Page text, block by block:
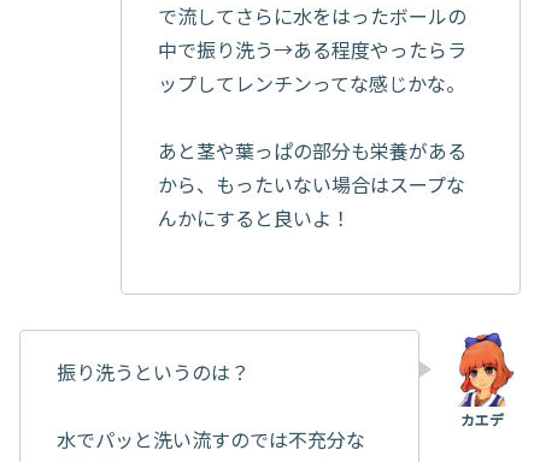
で流してさらに水をはったボールの
中で振り洗う→ある程度やったらラ
ップしてレンチンってな感じかな。
あと茎や葉っぱの部分も栄養がある
から、もったいない場合はスープな
んかにすると良いよ！
振り洗うというのは？
水でパッと洗い流すのでは不充分な